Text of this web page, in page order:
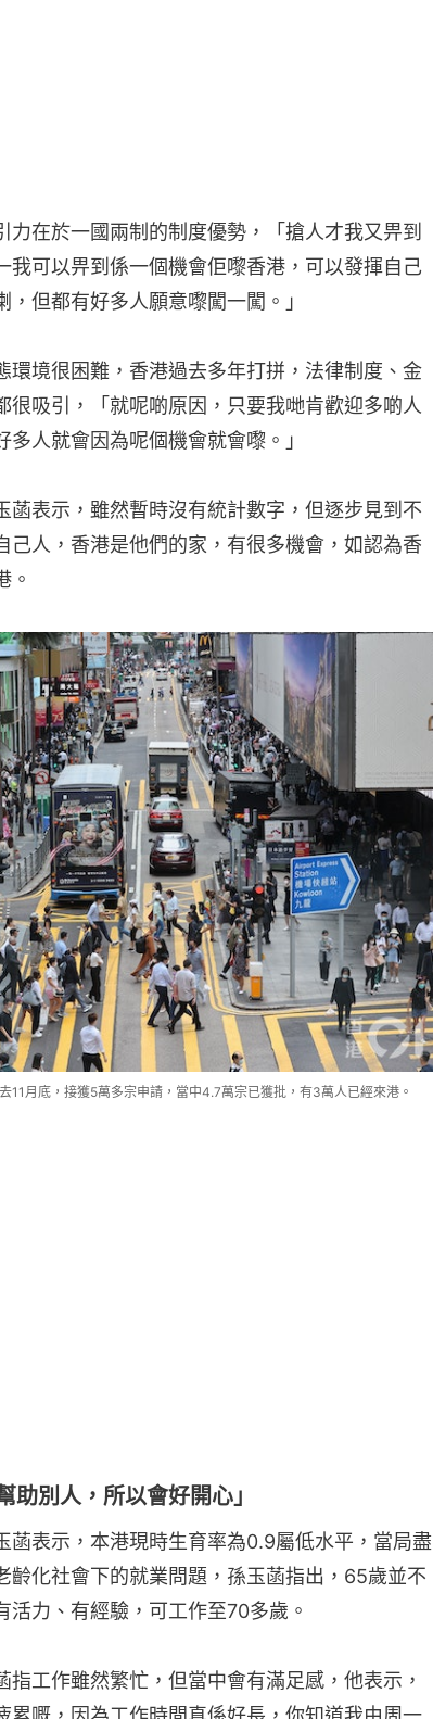
力在於一國兩制的制度優勢，「搶人才我又畀到
我可以畀到係一個機會佢嚟香港，可以發揮自己
但都有好多人願意嚟闖一闖。」
環境很困難，香港過去多年打拼，法律制度、金
很吸引，「就呢啲原因，只要我哋肯歡迎多啲人
人就會因為呢個機會就會嚟。」
菡表示，雖然暫時沒有統計數字，但逐步見到不
己人，香港是他們的家，有很多機會，如認為香
。
11月底，接獲5萬多宗申請，當中4.7萬宗已獲批，有3萬人已經來港。
助別人，所以會好開心」
菡表示，本港現時生育率為0.9屬低水平，當局盡
齡化社會下的就業問題，孫玉菡指出，65歲並不
活力、有經驗，可工作至70多歲。
指工作雖然繁忙，但當中會有滿足感，他表示，